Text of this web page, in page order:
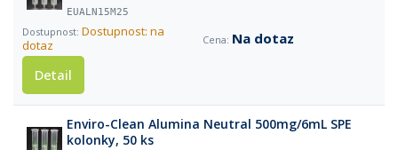
EUALN15M25
Dostupnost: na
dotaz
Na dotaz
Detail
Enviro-Clean Alumina Neutral 500mg/6mL SPE
kolonky, 50 ks